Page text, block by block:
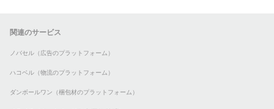
関連のサービス
ノバセル（広告のプラットフォーム）
ハコベル（物流のプラットフォーム）
ダンボールワン（梱包材のプラットフォーム）